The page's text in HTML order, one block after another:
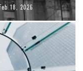
18, 2026